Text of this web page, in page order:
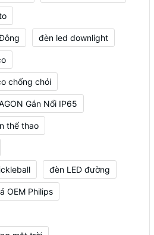
đèn led downlight
chống chói
Gắn Nổi IP65
thể thao
đèn LED đường
OEM Philips